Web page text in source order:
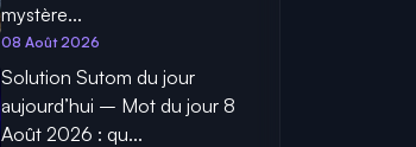
mystère...
08 Août 2026
Solution Sutom du jour
aujourd’hui – Mot du jour 8
Août 2026 : qu...